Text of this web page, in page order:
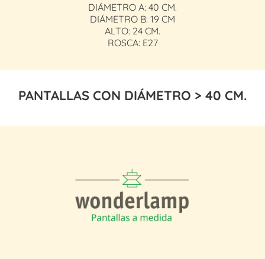
DIÁMETRO A: 40 CM.
DIÁMETRO B: 19 CM
ALTO: 24 CM.
ROSCA: E27
PANTALLAS CON DIÁMETRO > 40 CM.